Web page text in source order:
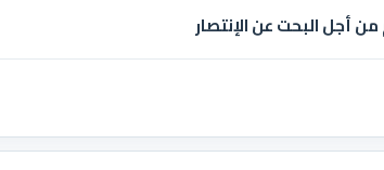
أجل البحت عن الإنتصار